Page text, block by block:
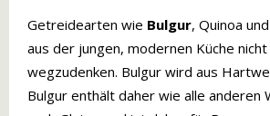
Getreidearten wie Bulgur, Quinoa
aus der jungen, modernen Küche
wegzudenken. Bulgur wird aus
Bulgur enthält daher wie alle anderen